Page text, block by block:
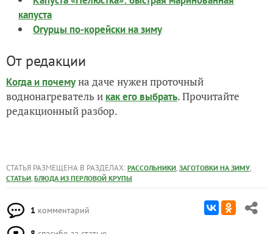
капуста
Огурцы по-корейски на зиму
От редакции
Когда и почемуна даче нужен проточный
воднонагреватель и как его выбрать. Прочитайте
редакционный разбор.
СТАТЬЯ РАЗМЕЩЕНА В РАЗДЕЛАХ: РАССОЛЬНИКИ, ЗАГОТОВКИ НА ЗИМУ,
СТАТЬИ, БЛЮДА ИЗ ПЕРЛОВОЙ КРУПЫ
1 комментарий